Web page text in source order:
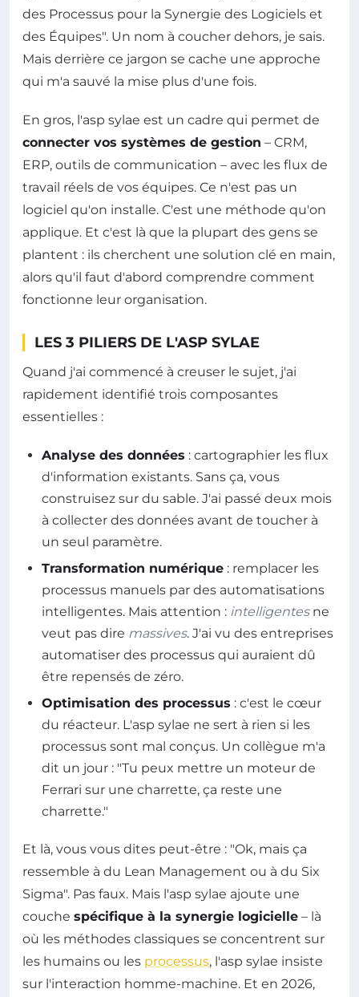
des Processus pour la Synergie des Logiciels et
des Équipes". Un nom à coucher dehors, je sais.
Mais derrière ce jargon se cache une approche
qui m'a sauvé la mise plus d'une fois.
En gros, l'asp sylae est un cadre qui permet de
connecter vos systèmes de gestion – CRM,
ERP, outils de communication – avec les flux de
travail réels de vos équipes. Ce n'est pas un
logiciel qu'on installe. C'est une méthode qu'on
applique. Et c'est là que la plupart des gens se
plantent : ils cherchent une solution clé en main,
alors qu'il faut d'abord comprendre comment
fonctionne leur organisation.
LES 3 PILIERS DE L'ASP SYLAE
Quand j'ai commencé à creuser le sujet, j'ai
rapidement identifié trois composantes
essentielles :
Analyse des données : cartographier les flux
d'information existants. Sans ça, vous
construisez sur du sable. J'ai passé deux mois
à collecter des données avant de toucher à
un seul paramètre.
Transformation numérique : remplacer les
processus manuels par des automatisations
intelligentes. Mais attention : intelligentesne
veut pas dire massives. J'ai vu des entreprises
automatiser des processus qui auraient dû
être repensés de zéro.
Optimisation des processus : c'est le cœur
du réacteur. L'asp sylae ne sert à rien si les
processus sont mal conçus. Un collègue m'a
dit un jour : "Tu peux mettre un moteur de
Ferrari sur une charrette, ça reste une
charrette."
Et là, vous vous dites peut-être : "Ok, mais ça
ressemble à du Lean Management ou à du Six
Sigma". Pas faux. Mais l'asp sylae ajoute une
couche spécifique à la synergie logicielle – là
où les méthodes classiques se concentrent sur
les humains ou les processus, l'asp sylae insiste
sur l'interaction homme-machine. Et en 2026,